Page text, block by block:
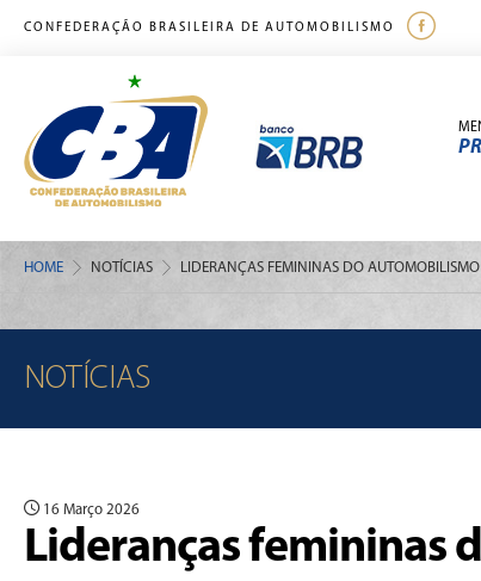
CONFEDERAÇÃO BRASILEIRA DE AUTOMOBILISMO
HOME NOTÍCIAS LIDERANÇAS FEMININAS DO
NOTÍCIAS
16 Março 2026
Lideranças femininas